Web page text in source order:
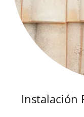
Instalación